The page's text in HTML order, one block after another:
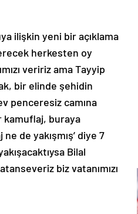
ilişkin yeni bir açıklama
herkesten oy
veririz ama Tayyip
bir elinde şehidin
penceresiz camına
kamuflaj, buraya
de yakışmış’ diye 7
Bilal
biz vatanımızı